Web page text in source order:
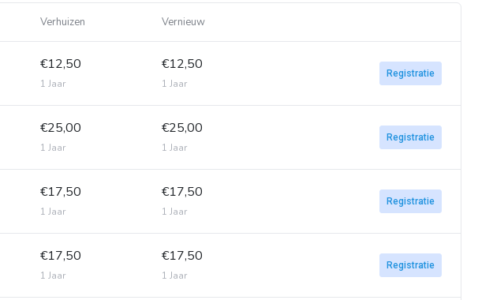
Verhuizen Vernieuw
€12,50
1 Jaar
€12,50
1 Jaar
Registratie
€25,00
1 Jaar
€25,00
1 Jaar
Registratie
€17,50
1 Jaar
€17,50
1 Jaar
Registratie
€17,50
1 Jaar
€17,50
1 Jaar
Registratie